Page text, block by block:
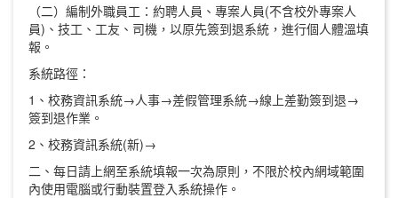
（二）編制外職員工：約聘人員、專案人員(不含校外專案人
員)、技工、工友、司機，以原先簽到退系統，進行個人體溫填
報。
系統路徑：
1、校務資訊系統→人事→差假管理系統→線上差勤簽到退→
簽到退作業。
2、校務資訊系統(新)→
二、每日請上網至系統填報一次為原則，不限於校內網域範圍
內使用電腦或行動裝置登入系統操作。